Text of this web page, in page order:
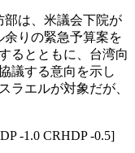
部は、米議会下院が
余りの緊急予算案を
るとともに、台湾向
議する意向を示し
ラエルが対象だが、
-1.0 CRHDP -0.5]